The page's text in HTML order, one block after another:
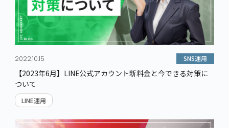
2022.10.15 SNS運用
【2023年6月】LINE公式アカウント新料金と今できる対策に
ついて
LINE運用